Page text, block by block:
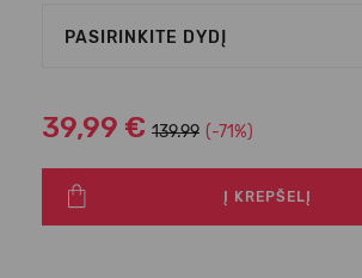
PASIRINKITE DYDĮ
39,99 € 139.99 (-71%)
Į KREPŠELĮ